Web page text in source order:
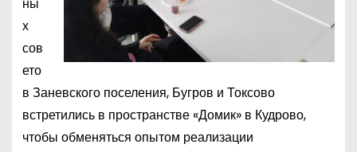
х
сов
ето
в Заневского поселения, Бугров и Токсово
встретились в пространстве «Домик» в Кудрово,
чтобы обменяться опытом реализации